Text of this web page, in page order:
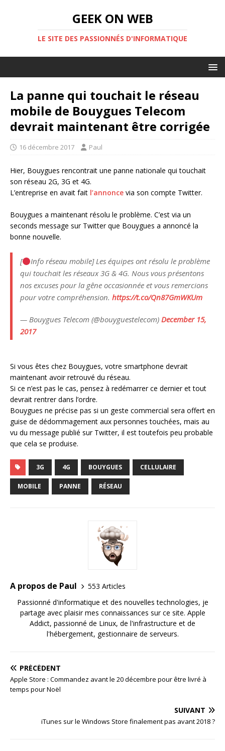
GEEK ON WEB
LE SITE DES PASSIONNÉS D'INFORMATIQUE
La panne qui touchait le réseau
mobile de Bouygues Telecom
devrait maintenant être corrigée
16 décembre 2017 Paul
Hier, Bouygues rencontrait une panne nationale qui touchait
son réseau 2G, 3G et 4G.
L’entreprise en avait fait l’annonce via son compte Twitter.
Bouygues a maintenant résolu le problème. C’est via un
seconds message sur Twitter que Bouygues a annoncé la
bonne nouvelle.
[
Info réseau mobile] Les équipes ont résolu le problème
qui touchait les réseaux 3G & 4G. Nous vous présentons
nos excuses pour la gêne occasionnée et vous remercions
pour votre compréhension. https://t.co/Qn87GmWKUm
— Bouygues Telecom (@bouyguestelecom) December 15,
2017
Si vous êtes chez Bouygues, votre smartphone devrait
maintenant avoir retrouvé du réseau.
Si ce n’est pas le cas, pensez à redémarrer ce dernier et tout
devrait rentrer dans l’ordre.
Bouygues ne précise pas si un geste commercial sera offert en
guise de dédommagement aux personnes touchées, mais au
vu du message publié sur Twitter, il est toutefois peu probable
que cela se produise.
3G 4G BOUYGUES CELLULAIRE
MOBILE PANNE RÉSEAU
A propos de Paul
553 Articles
Passionné d'informatique et des nouvelles technologies, je
partage avec plaisir mes connaissances sur ce site. Apple
Addict, passionné de Linux, de l'infrastructure et de
l'hébergement, gestionnaire de serveurs.
PRÉCÉDENT
Apple Store : Commandez avant le 20 décembre pour être livré à
temps pour Noël
SUIVANT
iTunes sur le Windows Store finalement pas avant 2018 ?